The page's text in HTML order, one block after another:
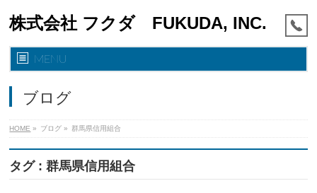
株式会社 フクダ FUKUDA, INC.
MENU
ブログ
HOME » ブログ » 群馬県信用組合
タグ : 群馬県信用組合